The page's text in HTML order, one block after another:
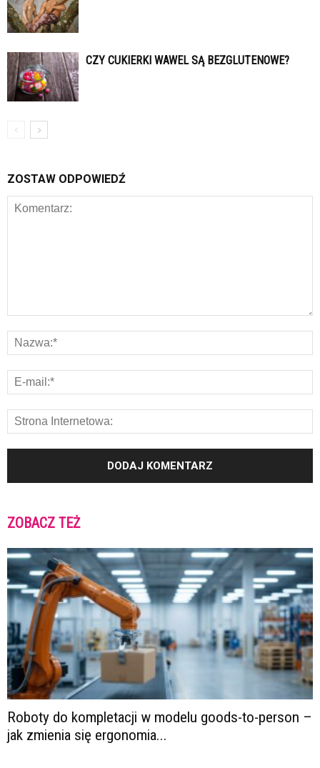
CZY CUKIERKI WAWEL SĄ BEZGLUTENOWE?
ZOSTAW ODPOWIEDŹ
ZOBACZ TEŻ
Roboty do kompletacji w modelu goods-to-person –
jak zmienia się ergonomia...